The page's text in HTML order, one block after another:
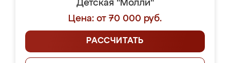
Детская "Молли"
Цена: от 70 000 руб.
РАССЧИТАТЬ